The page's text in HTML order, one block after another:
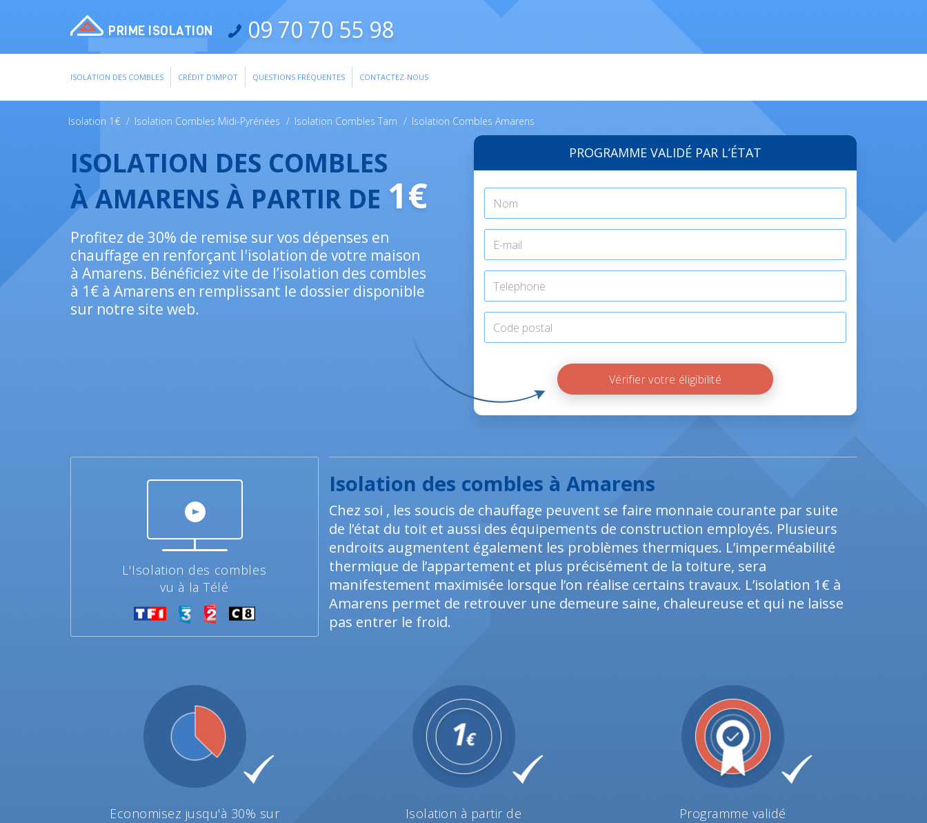
PRIME ISOLATION 09 70 70 55 98
ISOLATION DES COMBLES CRÉDIT D'IMPOT QUESTIONS FRÉQUENTES CONTACTEZ-NOUS
Isolation 1€ / Isolation Combles Midi-Pyrénées / Isolation Combles Tarn / Isolation Combles Amarens
ISOLATION DES COMBLES
À AMARENS À PARTIR DE 1€
Profitez de 30% de remise sur vos dépenses en
chauffage en renforçant l'isolation de votre maison
à Amarens. Bénéficiez vite de l’isolation des combles
à 1€ à Amarens en remplissant le dossier disponible
sur notre site web.
PROGRAMME VALIDÉ PAR L’ÉTAT
Vérifier votre éligibilité
L'Isolation des combles
vu à la Télé
Isolation des combles à Amarens
Chez soi , les soucis de chauffage peuvent se faire monnaie courante par suite
de l’état du toit et aussi des équipements de construction employés. Plusieurs
endroits augmentent également les problèmes thermiques. L’imperméabilité
thermique de l’appartement et plus précisément de la toiture, sera
manifestement maximisée lorsque l’on réalise certains travaux. L’isolation 1€ à
Amarens permet de retrouver une demeure saine, chaleureuse et qui ne laisse
pas entrer le froid.
Economisez jusqu'à 30% sur
Isolation à partir de
Programme validé